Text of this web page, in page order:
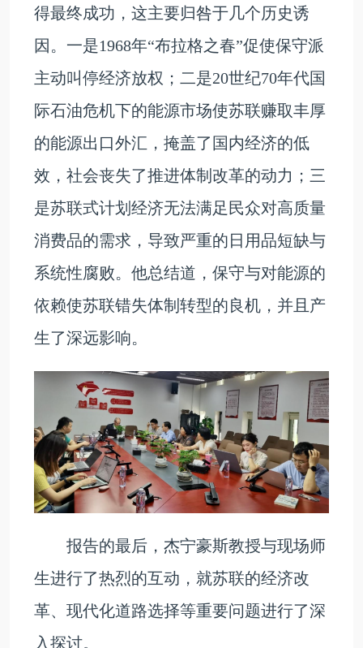
得最终成功，这主要归咎于几个历史诱
因。一是1968年“布拉格之春”促使保守派
主动叫停经济放权；二是20世纪70年代国
际石油危机下的能源市场使苏联赚取丰厚
的能源出口外汇，掩盖了国内经济的低
效，社会丧失了推进体制改革的动力；三
是苏联式计划经济无法满足民众对高质量
消费品的需求，导致严重的日用品短缺与
系统性腐败。他总结道，保守与对能源的
依赖使苏联错失体制转型的良机，并且产
生了深远影响。
报告的最后，杰宁豪斯教授与现场师
生进行了热烈的互动，就苏联的经济改
革、现代化道路选择等重要问题进行了深
入探讨。